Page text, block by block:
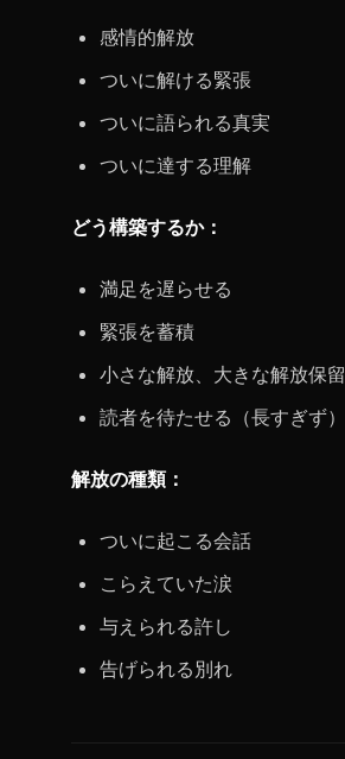
感情的解放
ついに解ける緊張
ついに語られる真実
ついに達する理解
どう構築するか：
満足を遅らせる
緊張を蓄積
小さな解放、大きな解放保留
読者を待たせる（長すぎず）
解放の種類：
ついに起こる会話
こらえていた涙
与えられる許し
告げられる別れ